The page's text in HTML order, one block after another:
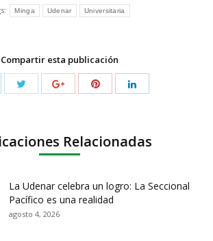
Minga Udenar Universitaria
Compartir esta publicación
Relacionadas
La Udenar celebra un logro: La Seccional
Pacífico es una realidad
agosto 4, 2026